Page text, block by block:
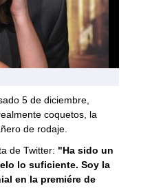
5 de diciembre,
coquetos, la
de rodaje.
de Twitter: "Ha sido un
lo suficiente. Soy la
en la premiére de